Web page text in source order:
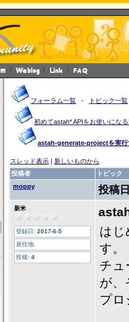
フォーラム一覧 - トピック一覧
初めてastah* APIをお使いにな
astah-generate-projectを実行
スレッド表示 | 新しいものから
投稿者
トピック
moppy
投稿
新米
登録日: 2017-6-5
居住地:
投稿: 4
はじ
す。
チュ
が、
プロ